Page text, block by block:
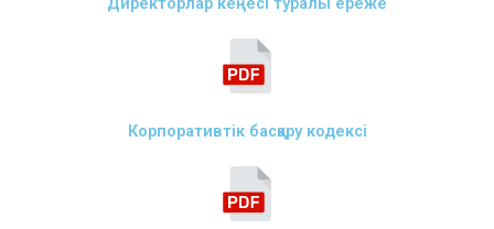
Корпоративтік басқару кодексі